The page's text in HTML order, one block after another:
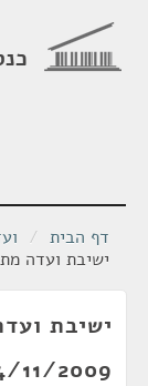
כנסת
דף הבית / ועדות
ישיבת ועדה מתאריך 24/11/
24/11/2009